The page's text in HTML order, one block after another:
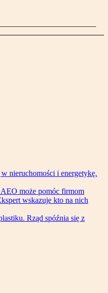
nieruchomości i energetykę.
AEO może pomóc firmom
wskazuje kto na nich
Rząd spóźnia się z